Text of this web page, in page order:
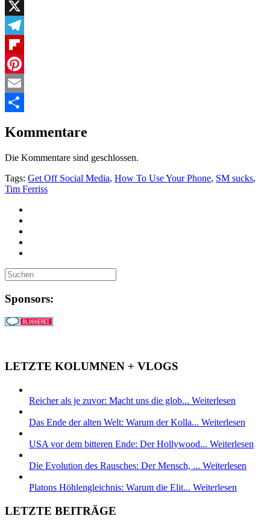
WhatsApp
X
Telegram
Flipboard
Pinterest
Email
Kommentare
Die Kommentare sind geschlossen.
Tags: Get Off Social Media, How To Use Your Phone, SM sucks,
Tim Ferriss
Sponsors:
LETZTE KOLUMNEN + VLOGS
Reicher als je zuvor: Macht uns die glob... Weiterlesen
Das Ende der alten Welt: Warum der Kolla... Weiterlesen
USA vor dem bitteren Ende: Der Hollywood... Weiterlesen
Die Evolution des Rausches: Der Mensch, ... Weiterlesen
Platons Höhlengleichnis: Warum die Elit... Weiterlesen
LETZTE BEITRÄGE